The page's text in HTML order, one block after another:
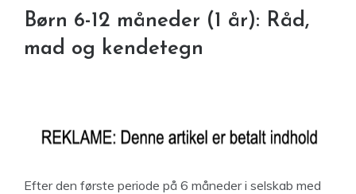
Børn 6-12 måneder (1 år): Råd,
mad og kendetegn
Efter den første periode på 6 måneder i selskab med